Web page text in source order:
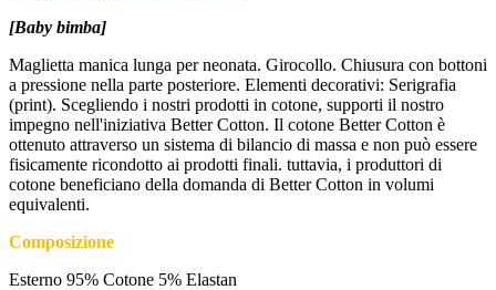
[Baby bimba]
Maglietta manica lunga per neonata. Girocollo. Chiusura con bottoni
a pressione nella parte posteriore. Elementi decorativi: Serigrafia
(print). Scegliendo i nostri prodotti in cotone, supporti il nostro
impegno nell'iniziativa Better Cotton. Il cotone Better Cotton è
ottenuto attraverso un sistema di bilancio di massa e non può essere
fisicamente ricondotto ai prodotti finali. tuttavia, i produttori di
cotone beneficiano della domanda di Better Cotton in volumi
equivalenti.
Composizione
Esterno 95% Cotone 5% Elastan